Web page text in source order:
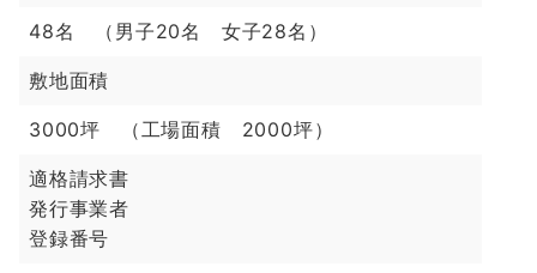
48名 （男子20名 女子28名）
敷地面積
3000坪 （工場面積 2000坪）
適格請求書
発行事業者
登録番号